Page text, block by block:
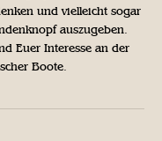
und vielleicht sogar
auszugeben.
Euer Interesse an der
Boote.